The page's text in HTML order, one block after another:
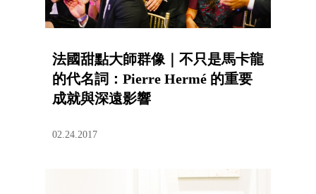
法國甜點大師群像｜不只是馬卡龍
的代名詞：Pierre Hermé 的重要
成就與深遠影響
02.24.2017